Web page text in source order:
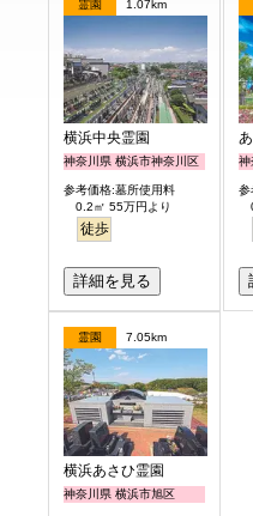
霊園 1.07km
横浜中央霊園
神奈川県 横浜市神奈川区
参考価格:墓所使用料
0.2㎡ 55万円より
徒歩
詳細を見る
神
参
霊園 7.05km
横浜あさひ霊園
神奈川県 横浜市旭区